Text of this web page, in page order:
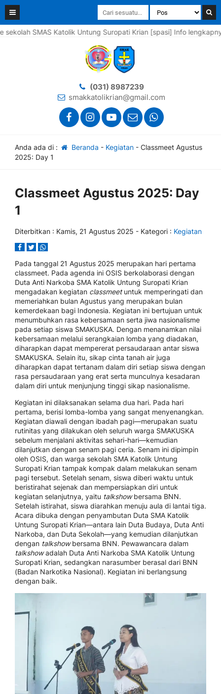
Katolik Untung Suropati Krian [spasi] Info lengkapnya
(031) 8987239
smakkatolikrian@gmail.com
Anda ada di : Beranda - Kegiatan- Classmeet Agustus
2025: Day 1
Classmeet Agustus 2025: Day
1
Diterbitkan : Kamis, 21 Agustus 2025 - Kategori : Kegiatan
Pada tanggal 21 Agustus 2025 merupakan hari pertama
classmeet. Pada agenda ini OSIS berkolaborasi dengan
Duta Anti Narkoba SMA Katolik Untung Suropati Krian
mengadakan kegiatan classmeetuntuk memperingati dan
memeriahkan bulan Agustus yang merupakan bulan
kemerdekaan bagi Indonesia. Kegiatan ini bertujuan untuk
menumbuhkan rasa kebersamaan serta jiwa nasionalisme
pada setiap siswa SMAKUSKA. Dengan menanamkan nilai
kebersamaan melalui serangkaian lomba yang diadakan,
diharapkan dapat mempererat persaudaraan antar siswa
SMAKUSKA. Selain itu, sikap cinta tanah air juga
diharapkan dapat tertanam dalam diri setiap siswa dengan
rasa persaudaraan yang erat serta munculnya kesadaran
dalam diri untuk menjunjung tinggi sikap nasionalisme.
Kegiatan ini dilaksanakan selama dua hari. Pada hari
pertama, berisi lomba-lomba yang sangat menyenangkan.
Kegiatan diawali dengan ibadah pagi—merupakan suatu
rutinitas yang dilakukan oleh seluruh warga SMAKUSKA
sebelum menjalani aktivitas sehari-hari—kemudian
dilanjutkan dengan senam pagi ceria. Senam ini dipimpin
oleh OSIS, dan warga sekolah SMA Katolik Untung
Suropati Krian tampak kompak dalam melakukan senam
pagi tersebut. Setelah senam, siswa diberi waktu untuk
beristirahat sejenak dan mempersiapkan diri untuk
kegiatan selanjutnya, yaitu talkshowbersama BNN.
Setelah istirahat, siswa diarahkan menuju aula di lantai tiga.
Acara dibuka dengan penyambutan Duta SMA Katolik
Untung Suropati Krian—antara lain Duta Budaya, Duta Anti
Narkoba, dan Duta Sekolah—yang kemudian dilanjutkan
dengan talkshowbersama BNN. Pewawancara dalam
talkshowadalah Duta Anti Narkoba SMA Katolik Untung
Suropati Krian, sedangkan narasumber berasal dari BNN
(Badan Narkotika Nasional). Kegiatan ini berlangsung
dengan baik.